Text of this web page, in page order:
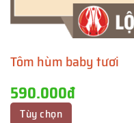
Tôm hùm baby tươi
590.000đ
Tùy chọn